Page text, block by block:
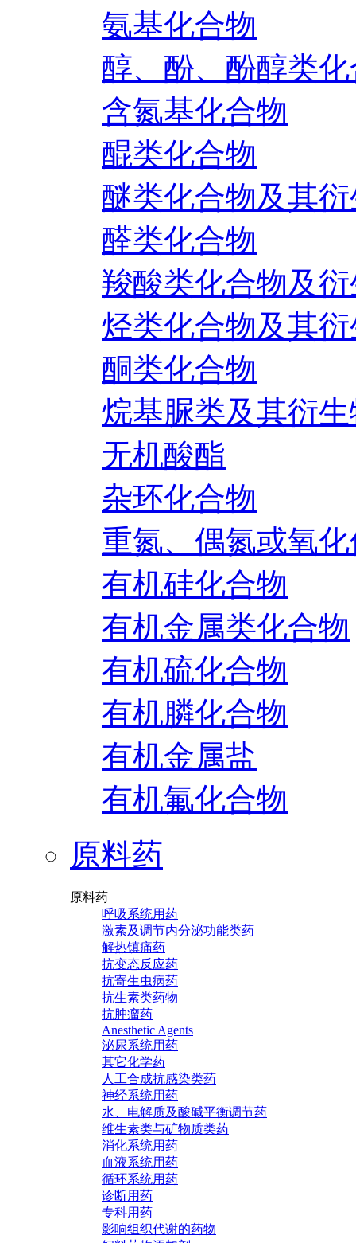
氨基化合物
醇、酚、酚醇类
含氮基化合物
醌类化合物
醚类化合物及其
醛类化合物
羧酸类化合物及
烃类化合物及其
酮类化合物
烷基脲类及其衍
无机酸酯
杂环化合物
重氮、偶氮或氧
有机硅化合物
有机金属类化合物
有机硫化合物
有机膦化合物
有机金属盐
有机氟化合物
原料药
原料药
呼吸系统用药
激素及调节内分泌功能类药
解热镇痛药
抗变态反应药
抗寄生虫病药
抗生素类药物
抗肿瘤药
Anesthetic Agents
泌尿系统用药
其它化学药
人工合成抗感染类药
神经系统用药
水、电解质及酸碱平衡调节药
维生素类与矿物质类药
消化系统用药
血液系统用药
循环系统用药
诊断用药
专科用药
影响组织代谢的药物